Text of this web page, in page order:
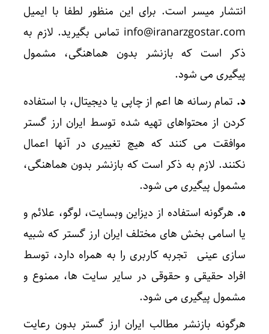
انتشار میسر است. برای این منظور لطفا با ایمیل
info@iranarzgostar.com تماس بگیرید. لازم به
ذکر است که بازنشر بدون هماهنگی، مشمول
پیگیری می شود.
د. تمام رسانه ها اعم از چاپی یا دیجیتال، با استفاده
کردن از محتواهای تهیه شده توسط ایران ارز گستر
موافقت می کنند که هیچ تغییری در آنها اعمال
نکنند. لازم به ذکر است که بازنشر بدون هماهنگی،
مشمول پیگیری می شود.
ه. هرگونه استفاده از دیزاین وبسایت، لوگو، علائم و
یا اسامی بخش های مختلف ایران ارز گستر که شبیه
سازی عینی تجربه کاربری را به همراه دارد، توسط
افراد حقیقی و حقوقی در سایر سایت ها، ممنوع و
مشمول پیگیری می شود.
هرگونه بازنشر مطالب ایران ارز گستر بدون رعایت